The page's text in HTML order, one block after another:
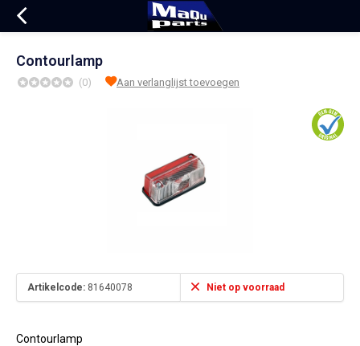
Contourlamp
(0) Aan verlanglijst toevoegen
Artikelcode: 81640078 Niet op voorraad
Contourlamp